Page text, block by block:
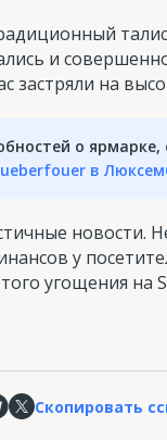
и
застряли на
о
в
новости.
у
угощения на
Скопировать